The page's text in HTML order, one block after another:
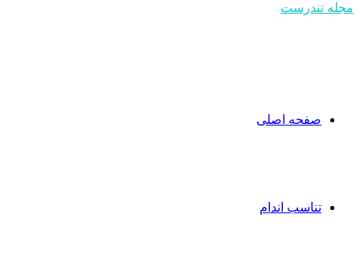
مجله تندرست
صفحه اصلی
تناسب اندام